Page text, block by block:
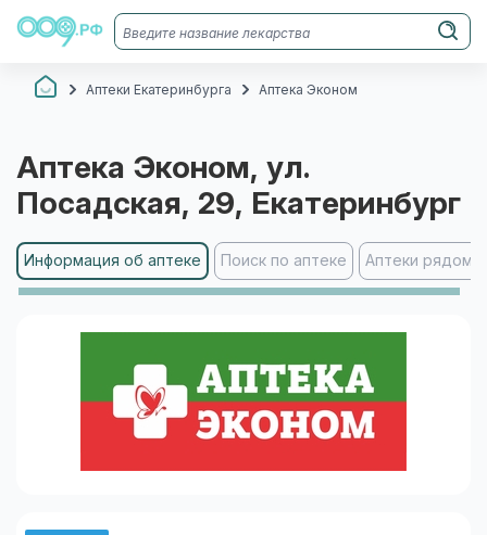
Аптеки Екатеринбурга Аптека Эконом
Аптека Эконом, ул.
Посадская, 29, Екатеринбург
Информация об аптеке Поиск по аптеке Аптеки рядом